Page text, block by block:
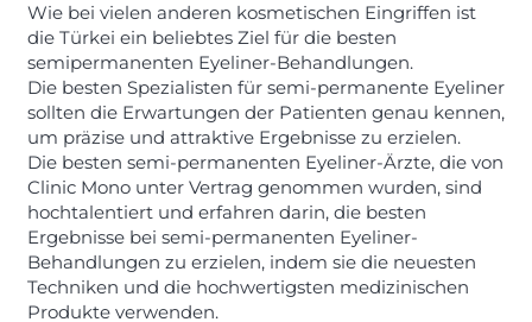
Wie bei vielen anderen kosmetischen Eingriffen ist
die Türkei ein beliebtes Ziel für die besten
semipermanenten Eyeliner-Behandlungen.
Die besten Spezialisten für semi-permanente Eyeliner
sollten die Erwartungen der Patienten genau kennen,
um präzise und attraktive Ergebnisse zu erzielen.
Die besten semi-permanenten Eyeliner-Ärzte, die von
Clinic Mono unter Vertrag genommen wurden, sind
hochtalentiert und erfahren darin, die besten
Ergebnisse bei semi-permanenten Eyeliner-
Behandlungen zu erzielen, indem sie die neuesten
Techniken und die hochwertigsten medizinischen
Produkte verwenden.